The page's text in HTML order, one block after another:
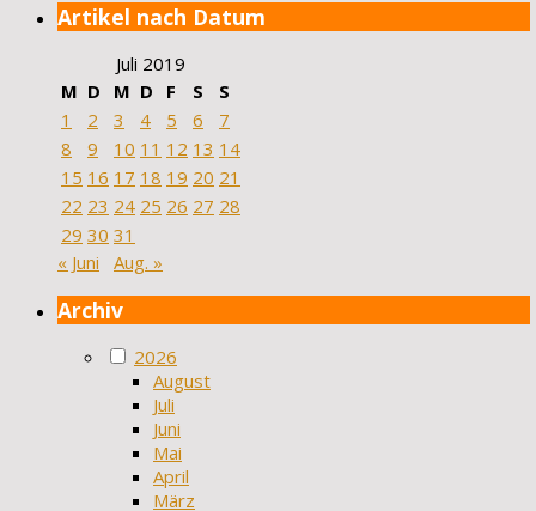
Artikel nach Datum
Juli 2019
M D M D F S
S
1
2 3 4 5 6
7
8
9 10 11 12 13 14
15 16 17 18 19 20 21
22 23 24 25 26 27 28
29 30 31
« Juni
Aug. »
Archiv
2026
August
Juli
Juni
Mai
April
März